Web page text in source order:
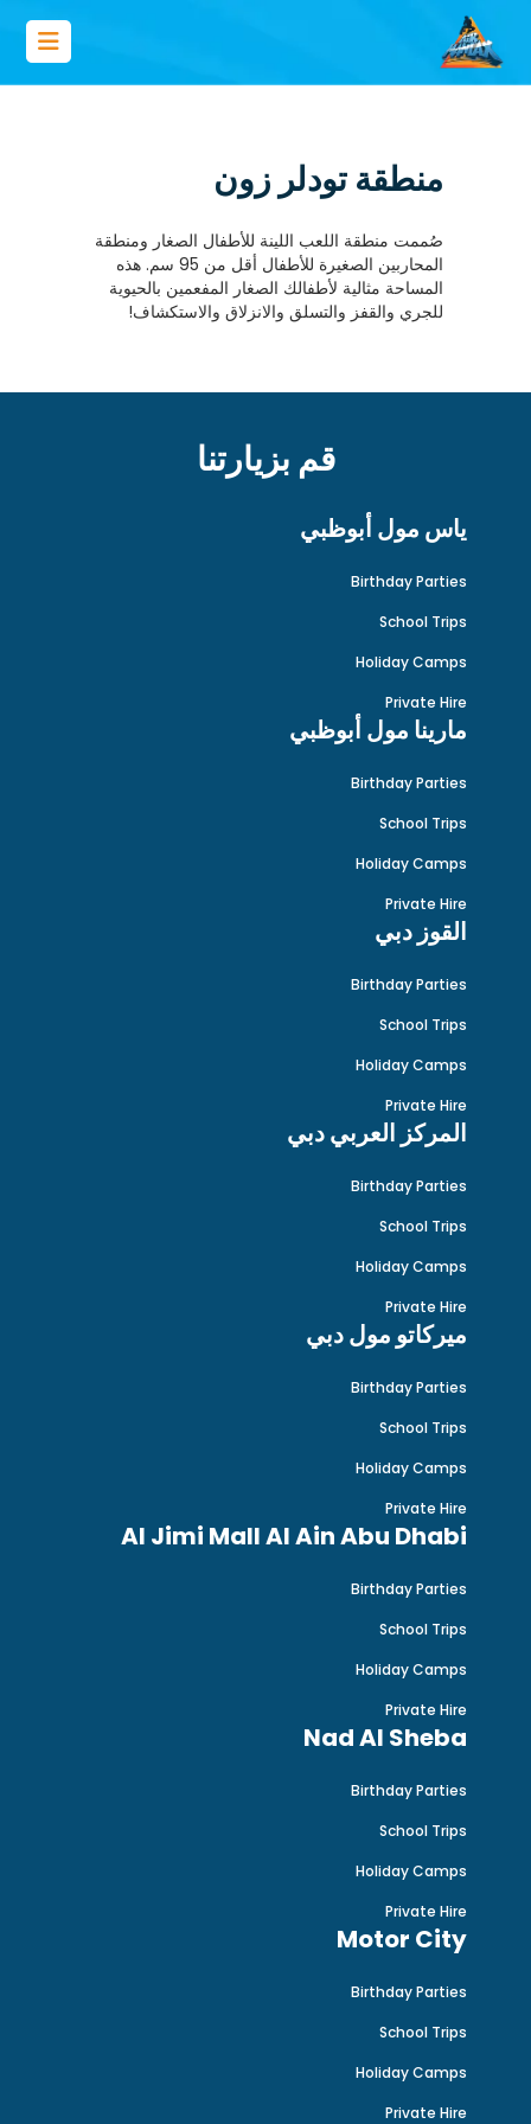
منطقة تودلر زون
صُممت منطقة اللعب اللينة للأطفال الصغار ومنطقة
المحاربين الصغيرة للأطفال أقل من 95 سم. هذه
المساحة مثالية لأطفالك الصغار المفعمين بالحيوية
للجري والقفز والتسلق والانزلاق والاستكشاف!
قم بزيارتنا
ياس مول أبوظبي
Birthday Parties
School Trips
Holiday Camps
Private Hire
مارينا مول أبوظبي
Birthday Parties
School Trips
Holiday Camps
Private Hire
القوز دبي
Birthday Parties
School Trips
Holiday Camps
Private Hire
المركز العربي دبي
Birthday Parties
School Trips
Holiday Camps
Private Hire
ميركاتو مول دبي
Birthday Parties
School Trips
Holiday Camps
Private Hire
Al Jimi Mall Al Ain Abu Dhabi
Birthday Parties
School Trips
Holiday Camps
Private Hire
Nad Al Sheba
Birthday Parties
School Trips
Holiday Camps
Private Hire
Motor City
Birthday Parties
School Trips
Holiday Camps
Private Hire